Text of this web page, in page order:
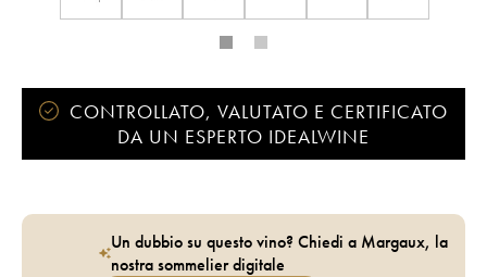
CONTROLLATO, VALUTATO E CERTIFICATO
DA UN ESPERTO IDEALWINE
Un dubbio su questo vino? Chiedi a Margaux, la
nostra sommelier digitale